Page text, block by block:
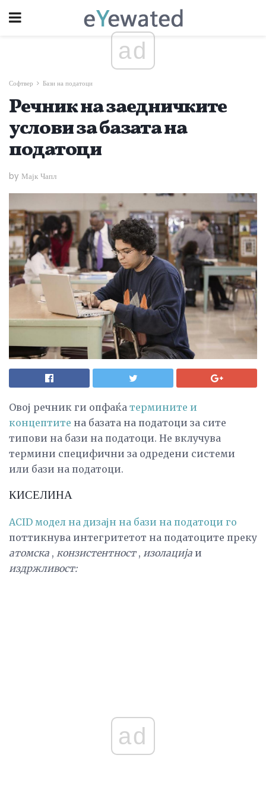
ad
Софтвер Бази на податоци
Речник на заедничките
услови за базата на
податоци
by Мајк Чапл
Овој речник ги опфаќа термините и
концептите на базата на податоци за сите
типови на бази на податоци. Не вклучува
термини специфични за одредени системи
или бази на податоци.
КИСЕЛИНА
ACID модел на дизајн на бази на податоци го
поттикнува интегритетот на податоците преку
атомска , конзистентност, изолација и
издржливост:
ad